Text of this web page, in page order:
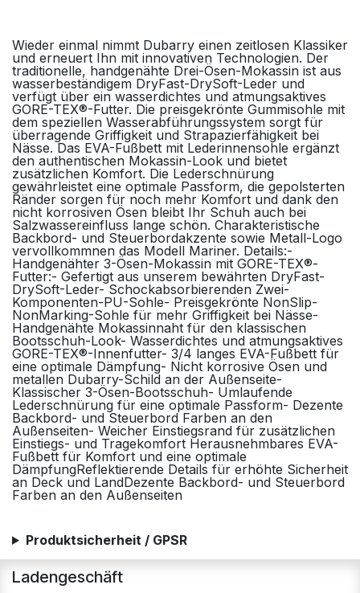
Wieder einmal nimmt Dubarry einen zeitlosen Klassiker
und erneuert Ihn mit innovativen Technologien. Der
traditionelle, handgenähte Drei-Ösen-Mokassin ist aus
wasserbeständigem DryFast-DrySoft-Leder und
verfügt über ein wasserdichtes und atmungsaktives
GORE-TEX®-Futter. Die preisgekrönte Gummisohle mit
dem speziellen Wasserabführungssystem sorgt für
überragende Griffigkeit und Strapazierfähigkeit bei
Nässe. Das EVA-Fußbett mit Lederinnensohle ergänzt
den authentischen Mokassin-Look und bietet
zusätzlichen Komfort. Die Lederschnürung
gewährleistet eine optimale Passform, die gepolsterten
Ränder sorgen für noch mehr Komfort und dank den
nicht korrosiven Ösen bleibt Ihr Schuh auch bei
Salzwassereinfluss lange schön. Charakteristische
Backbord- und Steuerbordakzente sowie Metall-Logo
vervollkommnen das Modell Mariner. Details:-
Handgenähter 3-Ösen-Mokassin mit GORE-TEX®-
Futter:- Gefertigt aus unserem bewährten DryFast-
DrySoft-Leder- Schockabsorbierenden Zwei-
Komponenten-PU-Sohle- Preisgekrönte NonSlip-
NonMarking-Sohle für mehr Griffigkeit bei Nässe-
Handgenähte Mokassinnaht für den klassischen
Bootsschuh-Look- Wasserdichtes und atmungsaktives
GORE-TEX®-Innenfutter- 3/4 langes EVA-Fußbett für
eine optimale Dämpfung- Nicht korrosive Ösen und
metallen Dubarry-Schild an der Außenseite-
Klassischer 3-Ösen-Bootsschuh- Umlaufende
Lederschnürung für eine optimale Passform- Dezente
Backbord- und Steuerbord Farben an den
Außenseiten- Weicher Einstiegsrand für zusätzlichen
Einstiegs- und Tragekomfort Herausnehmbares EVA-
Fußbett für Komfort und eine optimale
DämpfungReflektierende Details für erhöhte Sicherheit
an Deck und LandDezente Backbord- und Steuerbord
Farben an den Außenseiten
Produktsicherheit / GPSR
Ladengeschäft